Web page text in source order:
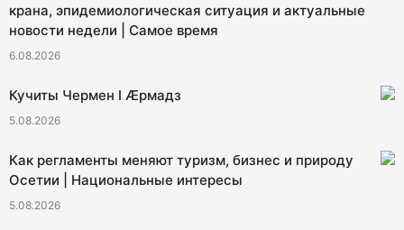
крана, эпидемиологическая ситуация и актуальные
новости недели | Самое время
6.08.2026
Кучиты Чермен I Æрмадз
5.08.2026
Как регламенты меняют туризм, бизнес и природу
Осетии | Национальные интересы
5.08.2026